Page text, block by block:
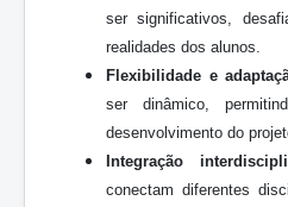
ser significativos,
realidades dos alunos.
Flexibilidade e
ser dinâmico,
desenvolvimento do
Integração
conectam diferentes